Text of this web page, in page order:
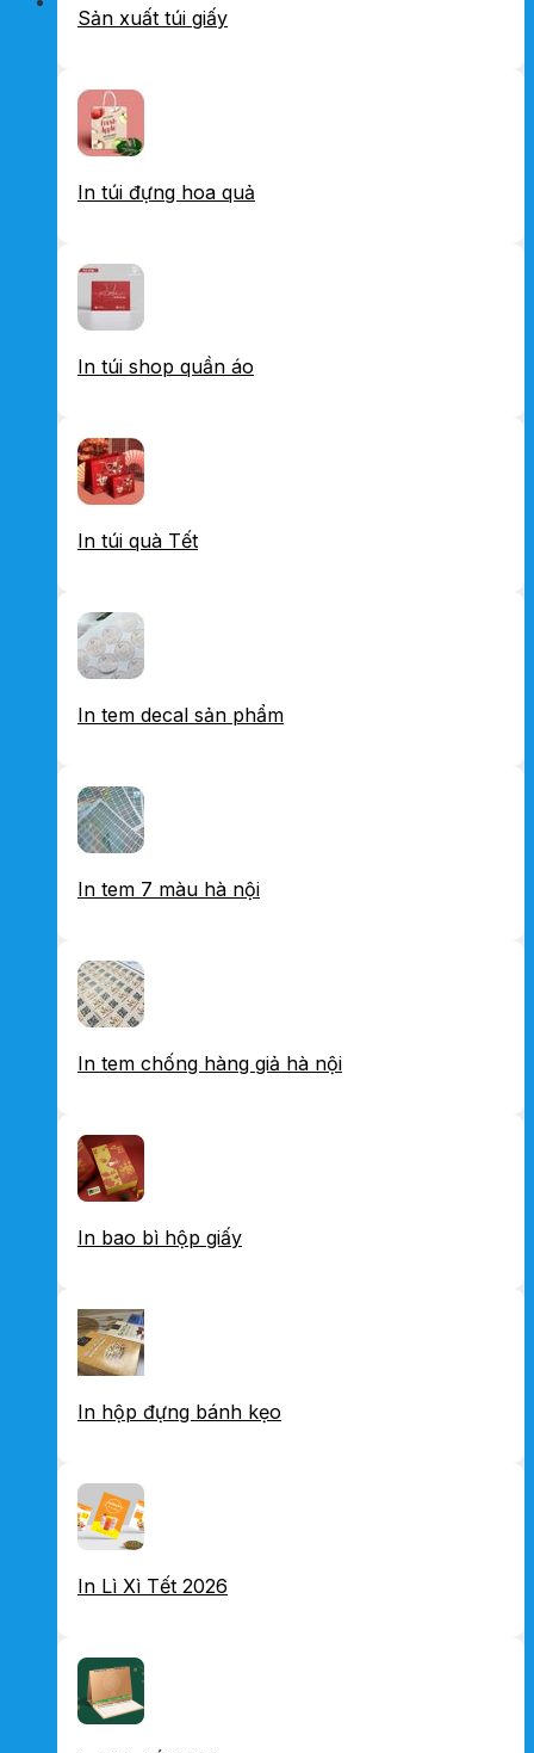
Sản xuất túi giấy
In túi đựng hoa quả
In túi shop quần áo
In túi quà Tết
In tem decal sản phẩm
In tem 7 màu hà nội
In tem chống hàng giả hà nội
In bao bì hộp giấy
In hộp đựng bánh kẹo
In Lì Xì Tết 2026